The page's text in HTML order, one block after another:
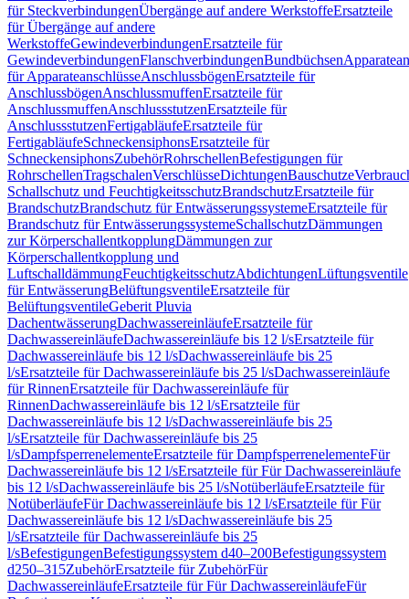
für SteckverbindungenÜbergänge auf andere WerkstoffeErsatzteile
für Übergänge auf andere
WerkstoffeGewindeverbindungenErsatzteile für
GewindeverbindungenFlanschverbindungenBundbüchsen
für ApparateanschlüsseAnschlussbögenErsatzteile für
AnschlussbögenAnschlussmuffenErsatzteile für
AnschlussmuffenAnschlussstutzenErsatzteile für
AnschlussstutzenFertigabläufeErsatzteile für
FertigabläufeSchneckensiphonsErsatzteile für
SchneckensiphonsZubehörRohrschellenBefestigungen für
RohrschellenTragschalenVerschlüsseDichtungenBauschutze
Schallschutz und FeuchtigkeitsschutzBrandschutzErsatzteile für
BrandschutzBrandschutz für EntwässerungssystemeErsatzteile für
Brandschutz für EntwässerungssystemeSchallschutzDämmungen
zur KörperschallentkopplungDämmungen zur
Körperschallentkopplung und
LuftschalldämmungFeuchtigkeitsschutzAbdichtungenLüftungsventile
für EntwässerungBelüftungsventileErsatzteile für
BelüftungsventileGeberit Pluvia
DachentwässerungDachwassereinläufeErsatzteile für
DachwassereinläufeDachwassereinläufe bis 12 l/sErsatzteile für
Dachwassereinläufe bis 12 l/sDachwassereinläufe bis 25
l/sErsatzteile für Dachwassereinläufe bis 25 l/sDachwassereinläufe
für RinnenErsatzteile für Dachwassereinläufe für
RinnenDachwassereinläufe bis 12 l/sErsatzteile für
Dachwassereinläufe bis 12 l/sDachwassereinläufe bis 25
l/sErsatzteile für Dachwassereinläufe bis 25
l/sDampfsperrenelementeErsatzteile für DampfsperrenelementeFür
Dachwassereinläufe bis 12 l/sErsatzteile für Für Dachwassereinläufe
bis 12 l/sDachwassereinläufe bis 25 l/sNotüberläufeErsatzteile für
NotüberläufeFür Dachwassereinläufe bis 12 l/sErsatzteile für Für
Dachwassereinläufe bis 12 l/sDachwassereinläufe bis 25
l/sErsatzteile für Dachwassereinläufe bis 25
l/sBefestigungenBefestigungssystem d40–200Befestigungssystem
d250–315ZubehörErsatzteile für ZubehörFür
DachwassereinläufeErsatzteile für Für DachwassereinläufeFür